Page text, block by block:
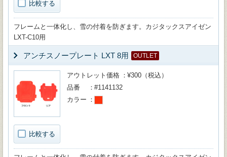
比較する
フレームと一体化し、雪の付着を防ぎます。カジタックスアイゼン
LXT-C10用
アンチスノープレート LXT 8用 OUTLET
比較する
アウトレット価格
¥300（税込）
品番
#1141132
カラー